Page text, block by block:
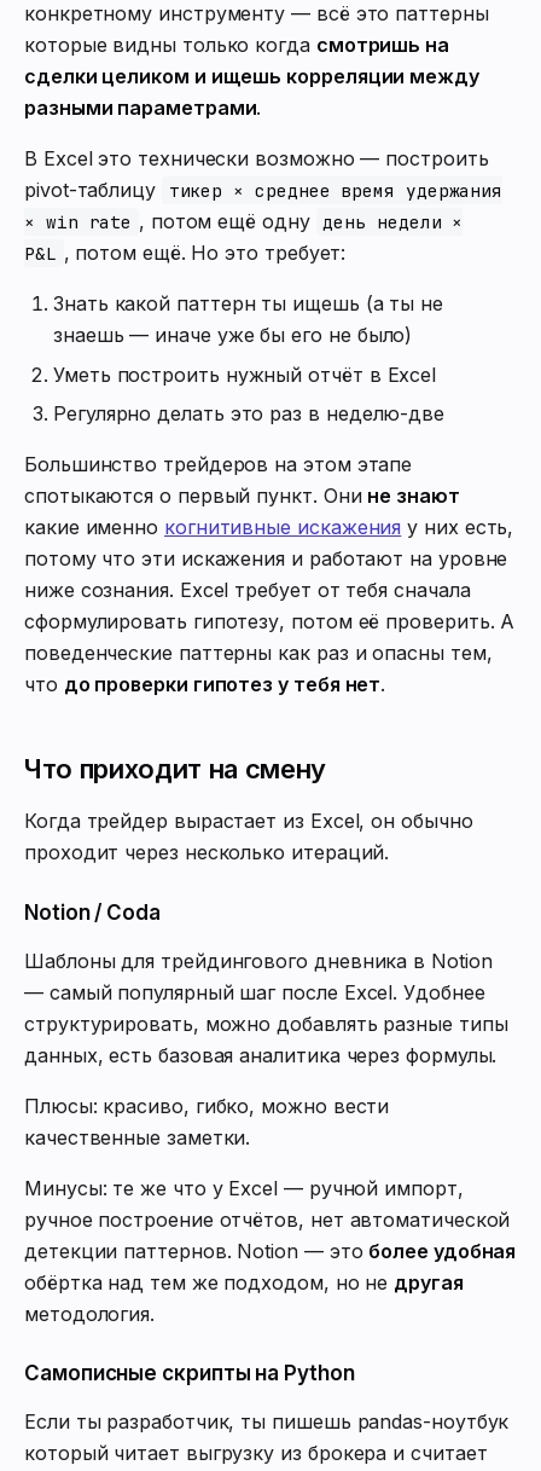
конкретному инструменту — всё это паттерны
которые видны только когда смотришь на
сделки целиком и ищешь корреляции между
разными параметрами.
В Excel это технически возможно — построить
pivot-таблицу
тикер × среднее время удержания
× win rate , потом ещё одну день недели ×
P&L , потом ещё. Но это требует:
Знать какой паттерн ты ищешь (а ты не
знаешь — иначе уже бы его не было)
Уметь построить нужный отчёт в Excel
Регулярно делать это раз в неделю-две
Большинство трейдеров на этом этапе
спотыкаются о первый пункт. Они не знают
какие именно когнитивные искажения у них есть,
потому что эти искажения и работают на уровне
ниже сознания. Excel требует от тебя сначала
сформулировать гипотезу, потом её проверить. А
поведенческие паттерны как раз и опасны тем,
что до проверки гипотез у тебя нет.
Что приходит на смену
Когда трейдер вырастает из Excel, он обычно
проходит через несколько итераций.
Notion / Coda
Шаблоны для трейдингового дневника в Notion
— самый популярный шаг после Excel. Удобнее
структурировать, можно добавлять разные типы
данных, есть базовая аналитика через формулы.
Плюсы: красиво, гибко, можно вести
качественные заметки.
Минусы: те же что у Excel — ручной импорт,
ручное построение отчётов, нет автоматической
детекции паттернов. Notion — это более удобная
обёртка над тем же подходом, но не другая
методология.
Самописные скрипты на Python
Если ты разработчик, ты пишешь pandas-ноутбук
который читает выгрузку из брокера и считает